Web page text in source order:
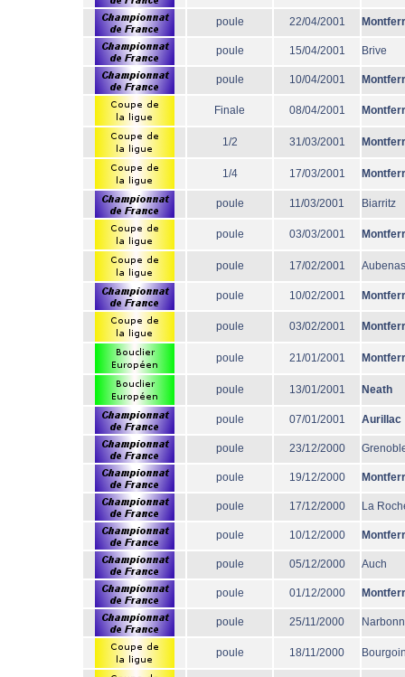
poule 22/04/2001
poule 15/04/2001 Brive
poule 10/04/2001
Finale 08/04/2001
1/2 31/03/2001
1/4 17/03/2001
poule 11/03/2001 Biarritz
poule 03/03/2001
poule 17/02/2001 Aubenas
poule 10/02/2001
poule 03/02/2001
poule 21/01/2001
poule 13/01/2001 Neath
poule 07/01/2001 Aurillac
poule 23/12/2000
poule 19/12/2000
poule 17/12/2000 La
poule 10/12/2000
poule 05/12/2000 Auch
poule 01/12/2000
poule 25/11/2000
poule 18/11/2000